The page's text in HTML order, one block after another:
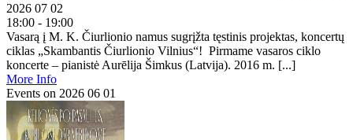
2026 07 02
18:00 - 19:00
Vasarą į M. K. Čiurlionio namus sugrįžta tęstinis projektas, koncertų
ciklas „Skambantis Čiurlionio Vilnius“! Pirmame vasaros ciklo
koncerte – pianistė Aurēlija Šimkus (Latvija). 2016 m. [...]
More Info
Events on 2026 06 01